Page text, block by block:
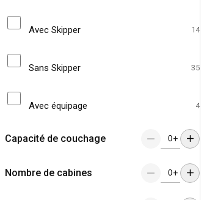
Avec Skipper 14
Sans Skipper 35
Avec équipage 4
Capacité de couchage +
Nombre de cabines +